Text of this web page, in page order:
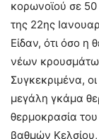
κορωνοϊού σε 50
της 22ης
Είδαν, ότι όσο η
νέων
Συγκεκριμένα,
μεγάλη γκάμα
θερμοκρασία
βαθμών